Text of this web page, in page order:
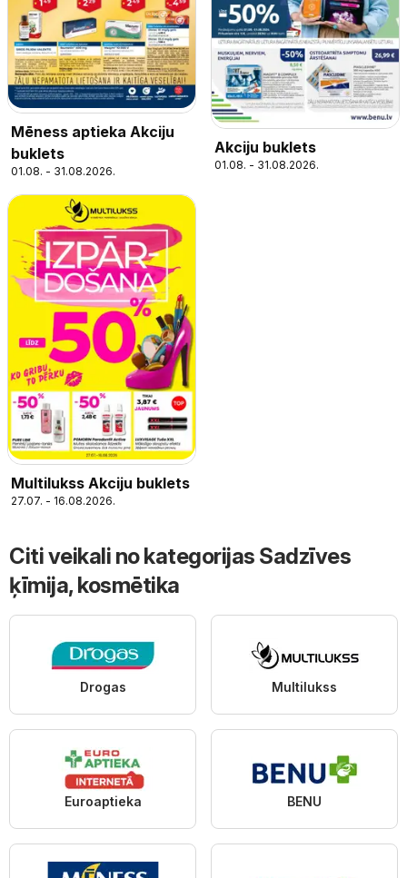
Mēness aptieka Akciju
buklets
01.08. - 31.08.2026.
Akciju buklets
01.08. - 31.08.2026.
Multilukss Akciju buklets
27.07. - 16.08.2026.
Citi veikali no kategorijas Sadzīves
ķīmija, kosmētika
Drogas Multilukss
Euroaptieka BENU